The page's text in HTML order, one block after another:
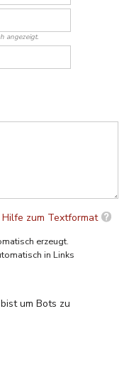
angezeigt.
Hilfe zum Textformat
erzeugt.
in Links
um Bots zu